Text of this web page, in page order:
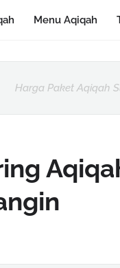
Menu Aqiqah
Harga Paket Aqiqah